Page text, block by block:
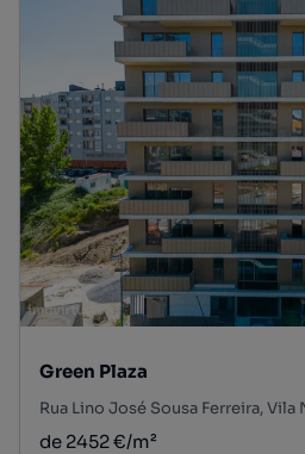
Green Plaza
de 2452 €/m²